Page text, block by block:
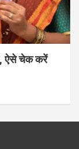
ऐसे चेक करें